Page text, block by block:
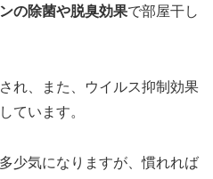
の除菌や脱臭効果で部屋干し
され、また、ウイルス抑制効果
ています。
少気になりますが、慣れれば